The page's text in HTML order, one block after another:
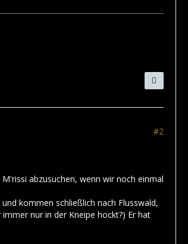
#2
abzusuchen, wenn wir noch einmal
kommen schließlich nach Flusswald,
nur in der Kneipe hockt?) Er hat